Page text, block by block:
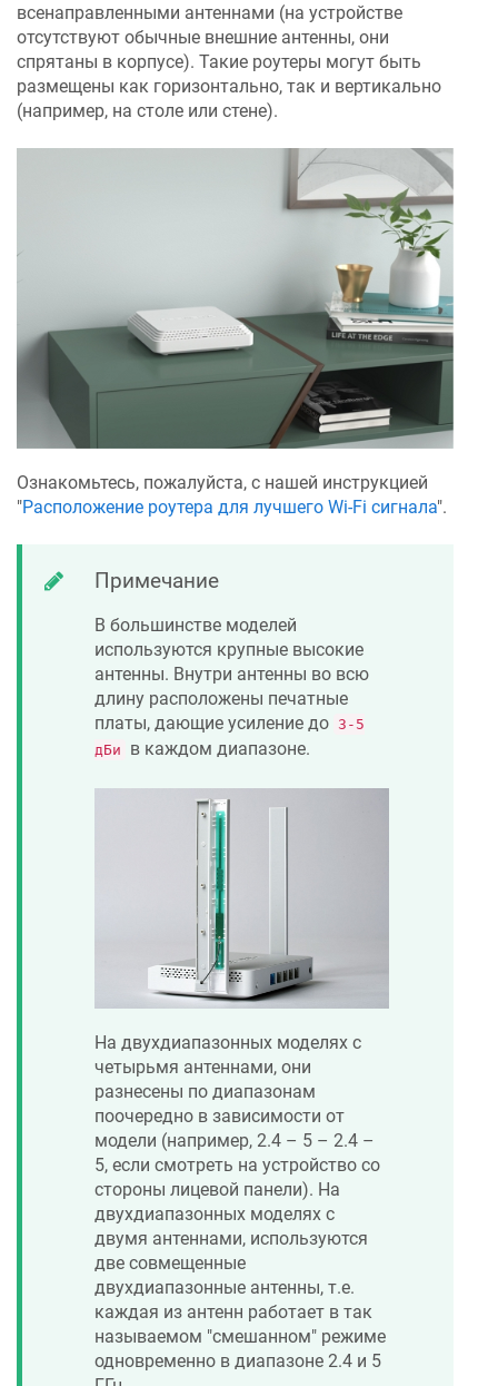
всенаправленными антеннами (на устройстве
отсутствуют обычные внешние антенны, они
спрятаны в корпусе). Такие роутеры могут быть
размещены как горизонтально, так и вертикально
(например, на столе или стене).
Ознакомьтесь, пожалуйста, с нашей инструкцией
"Расположение роутера для лучшего Wi-Fi сигнала".
Примечание
В большинстве моделей
используются крупные высокие
антенны. Внутри антенны во всю
длину расположены печатные
платы, дающие усиление до 3-5
дБи
в каждом диапазоне.
На двухдиапазонных моделях с
четырьмя антеннами, они
разнесены по диапазонам
поочередно в зависимости от
модели (например, 2.4 – 5 – 2.4 –
5, если смотреть на устройство со
стороны лицевой панели). На
двухдиапазонных моделях с
двумя антеннами, используются
две совмещенные
двухдиапазонные антенны, т.е.
каждая из антенн работает в так
называемом "смешанном" режиме
одновременно в диапазоне 2.4 и 5